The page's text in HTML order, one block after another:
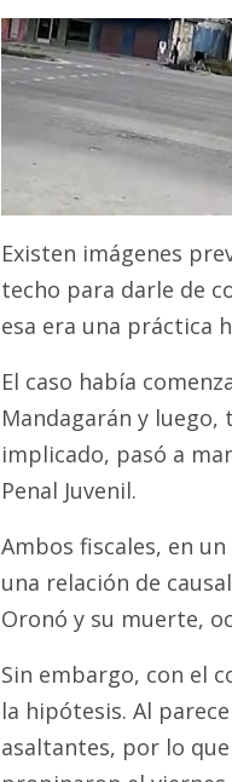
Existen imágenes
techo para darle de
esa era una práctica
El caso había
Mandagarán y luego,
implicado, pasó a
Penal Juvenil.
Ambos fiscales, en
una relación de
Oronó y su muerte,
Sin embargo, con el
la hipótesis. Al
asaltantes, por lo